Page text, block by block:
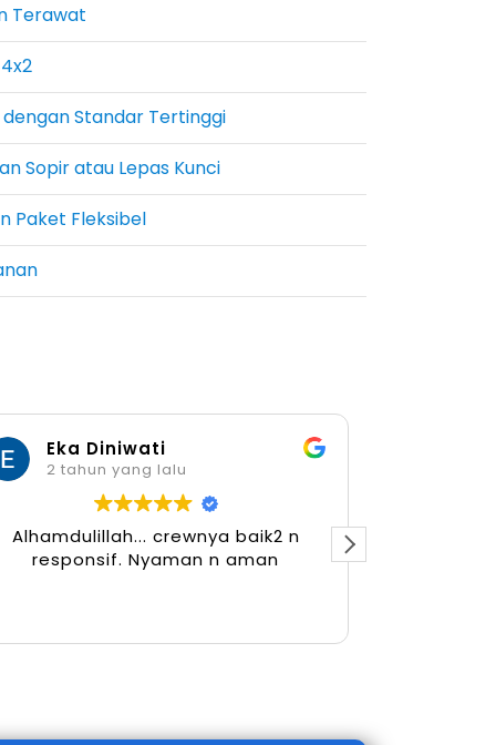
Terawat
Standar Tertinggi
Sopir atau Lepas Kunci
Paket Fleksibel
Eka Diniwati
2 tahun yang lalu
Alhamdulillah... crewnya baik2 n
responsif. Nyaman n aman